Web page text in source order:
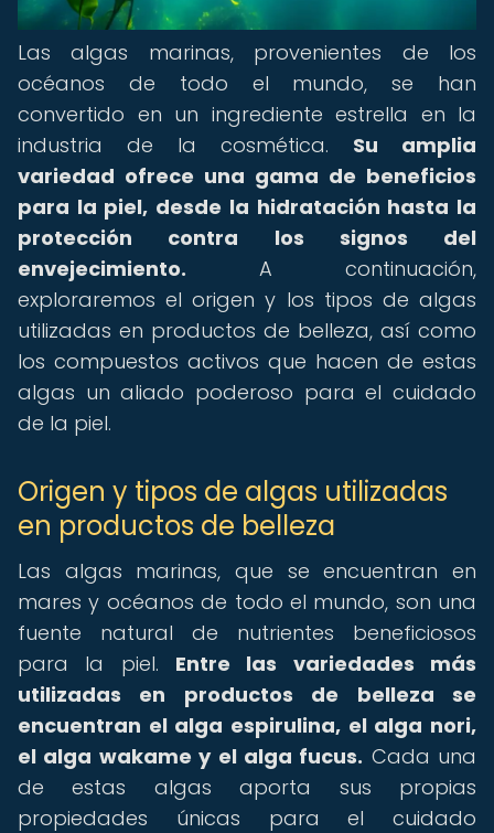
Las algas marinas, provenientes de los
océanos de todo el mundo, se han
convertido en un ingrediente estrella en la
industria de la cosmética. Su amplia
variedad ofrece una gama de beneficios
para la piel, desde la hidratación hasta la
protección contra los signos del
envejecimiento. A continuación,
exploraremos el origen y los tipos de algas
utilizadas en productos de belleza, así como
los compuestos activos que hacen de estas
algas un aliado poderoso para el cuidado
de la piel.
Origen y tipos de algas utilizadas
en productos de belleza
Las algas marinas, que se encuentran en
mares y océanos de todo el mundo, son una
fuente natural de nutrientes beneficiosos
para la piel. Entre las variedades más
utilizadas en productos de belleza se
encuentran el alga espirulina, el alga nori,
el alga wakame y el alga fucus. Cada una
de estas algas aporta sus propias
propiedades únicas para el cuidado